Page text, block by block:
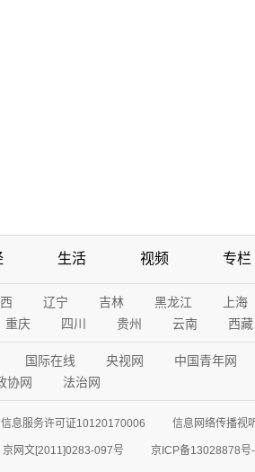
生活 视频 专栏
辽宁 吉林 黑龙江 上海
重庆 四川 贵州 云南 西藏
国际在线 央视网 中国青年网
协网 法治网
息服务许可证10120170006 信息网络传播视
京网文[2011]0283-097号 京ICP备13028878号